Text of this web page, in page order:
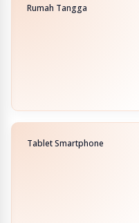
Rumah Tangga
Tablet Smartphone